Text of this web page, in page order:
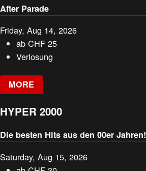
After Parade
Friday, Aug 14, 2026
abCHF 25
Verlosung
MORE
HYPER 2000
Die besten Hits aus den 00er Jahren!
Saturday, Aug 15, 2026